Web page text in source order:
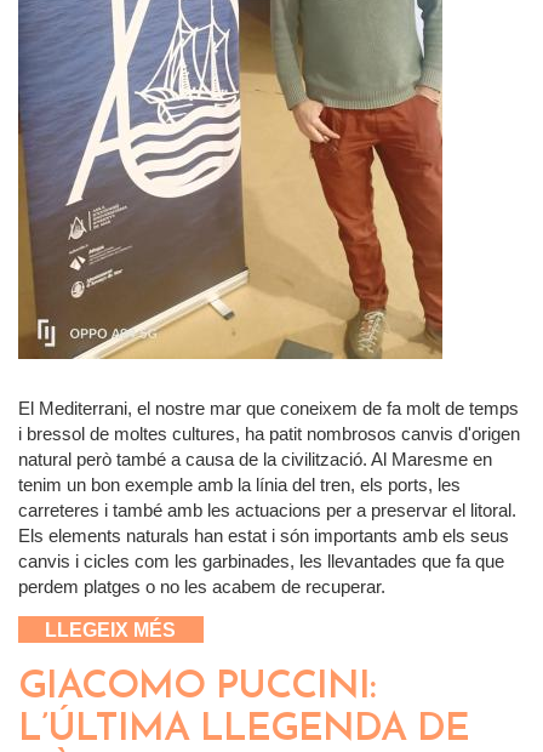
El Mediterrani, el nostre mar que coneixem de fa molt de temps
i bressol de moltes cultures, ha patit nombrosos canvis d'origen
natural però també a causa de la civilització. Al Maresme en
tenim un bon exemple amb la línia del tren, els ports, les
carreteres i també amb les actuacions per a preservar el litoral.
Els elements naturals han estat i són importants amb els seus
canvis i cicles com les garbinades, les llevantades que fa que
perdem platges o no les acabem de recuperar.
LLEGEIX MÉS
GIACOMO PUCCINI:
L’ÚLTIMA LLEGENDA DE